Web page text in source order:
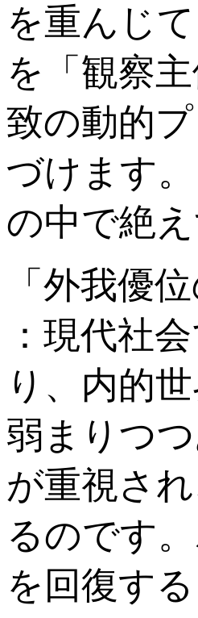
を重んじ
を「観察
致の動的
づけます
の中で絶
「外我優
：現代社
り、内的
弱まりつ
が重視さ
るのです
を回復す